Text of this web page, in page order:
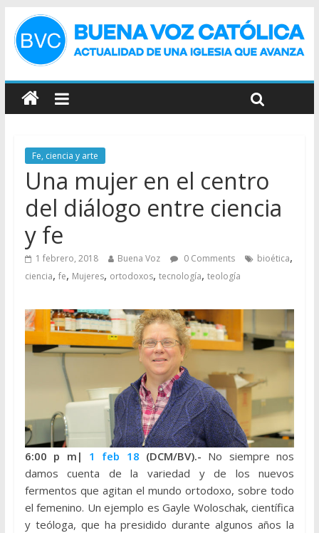
Fe, ciencia y arte
Una mujer en el centro
del diálogo entre ciencia
y fe
1 febrero, 2018 Buena Voz 0 Comments bioética,
ciencia, fe, Mujeres, ortodoxos, tecnología, teología
6:00 p m| 1 feb 18 (DCM/BV).- No siempre nos
damos cuenta de la variedad y de los nuevos
fermentos que agitan el mundo ortodoxo, sobre todo
el femenino. Un ejemplo es Gayle Woloschak, científica
y teóloga, que ha presidido durante algunos años la